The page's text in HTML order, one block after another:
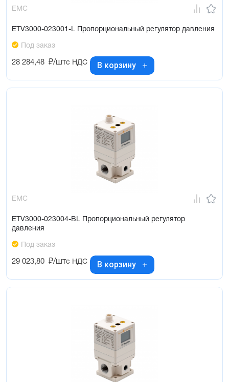
EMC
ETV3000-023001-L Пропорциональный регулятор давления
Под заказ
28 284,48 ₽/штс НДС В корзину
EMC
ETV3000-023004-BL Пропорциональный регулятор
давления
Под заказ
29 023,80 ₽/штс НДС В корзину